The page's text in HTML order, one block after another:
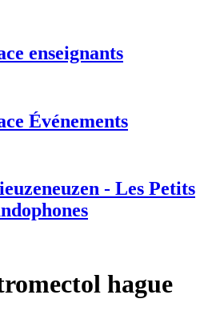
enseignants
Événements
- Les Petits
hague